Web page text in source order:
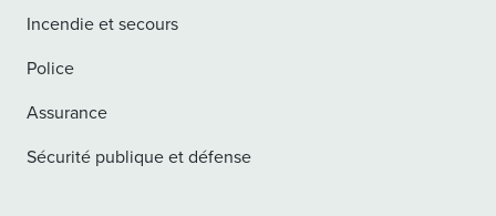
Incendie et secours
Police
Assurance
Sécurité publique et défense